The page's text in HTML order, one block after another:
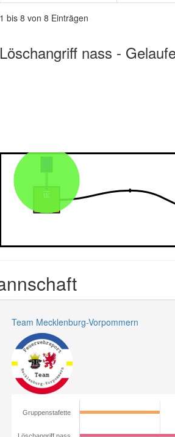
1 bis 8 von 8 Einträgen
Löschangriff nass -
Team Mecklenburg-Vorpommern
Gruppenstafette